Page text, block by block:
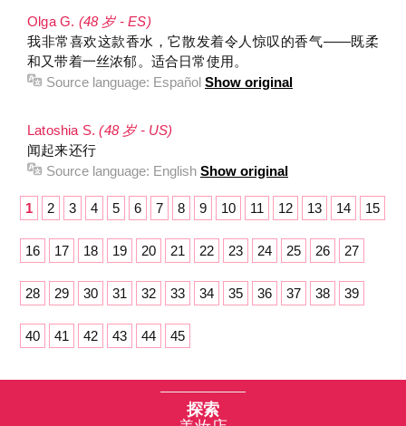
Olga G. (48 岁 - ES)
我非常喜欢这款香水，它散发着令人惊叹的香气——既柔
和又带着一丝浓郁。适合日常使用。
Source language: Español Show original
Latoshia S.(48 岁 - US)
闻起来还行
Source language: English Show original
1 2 3 4 5 6 7 8 9 10 11 12 13 14 15
16 17 18 19 20 21 22 23 24 25 26 27
28 29 30 31 32 33 34 35 36 37 38 39
40 41 42 43 44 45
探索